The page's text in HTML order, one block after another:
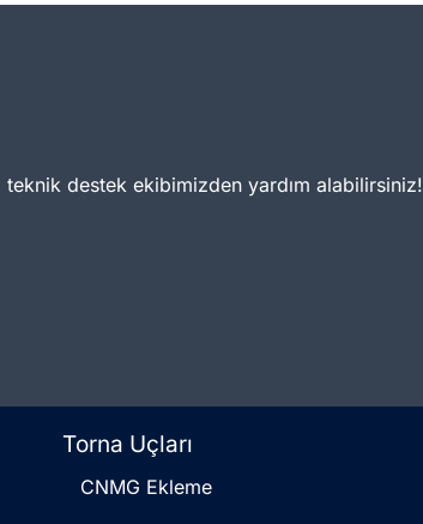
teknik destek ekibimizden yardım alabilirsiniz!
Torna Uçları
CNMG Ekleme